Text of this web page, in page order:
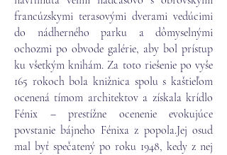
francúzskymi terasovými dverami vedúcimi
do nádherného parku a dômyselnými
ochozmi po obvode galérie, aby bol prístup
ku všetkým knihám. Za toto riešenie po vyše
165 rokoch bola knižnica spolu s kaštieľom
ocenená tímom architektov a získala krídlo
Fénix – prestížne ocenenie evokujúce
povstanie bájneho Fénixa z popola.Jej osud
mal byť spečatený po roku 1948, kedy z nej